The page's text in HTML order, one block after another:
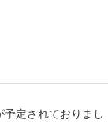
定されておりまし